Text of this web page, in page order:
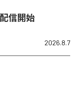
信開始
2026.8.7